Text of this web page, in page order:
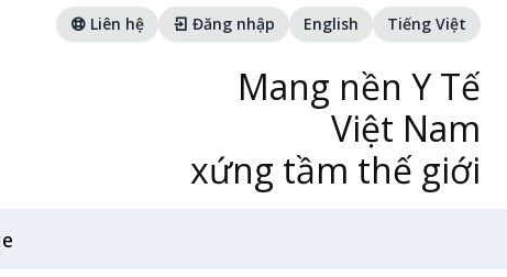
Liên hệ Đăng nhập English Tiếng Việt
Mang nền Y Tế
Việt Nam
xứng tầm thế giới